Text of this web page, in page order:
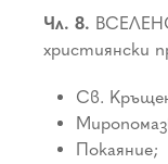
Чл. 8.
християнски
Св.
Покаяние;